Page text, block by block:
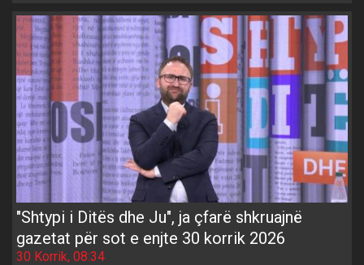
"Shtypi i Ditës dhe Ju", ja çfarë shkruajnë
gazetat për sot e enjte 30 korrik 2026
30 Korrik, 08:34